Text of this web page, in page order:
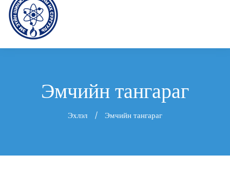
Эмчийн тангараг
Эхлэл Эмчийн тангараг